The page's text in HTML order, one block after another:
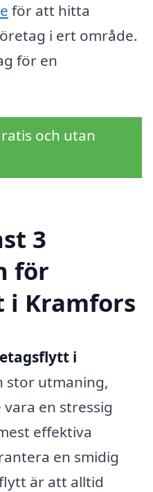
för att hitta
i ert område.
för en
och utan
3
för
Kramfors
i
stor utmaning,
en stressig
effektiva
en smidig
är att alltid